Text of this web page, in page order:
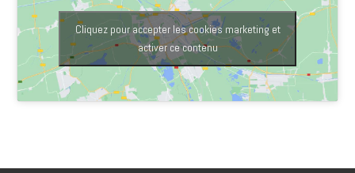
Cliquez pour accepter les cookies marketing et
activer ce contenu